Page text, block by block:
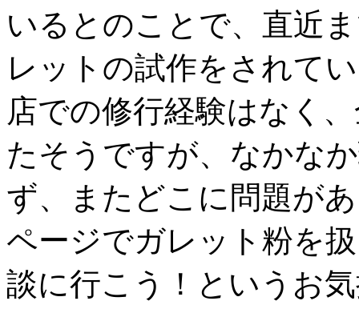
質
保
持
し
れ
な
由。
は
いるとのことで、直近
レットの試作をされて
店での修行経験はなく
たそうですが、なかな
ず、またどこに問題が
ページでガレット粉を
談に行こう！というお